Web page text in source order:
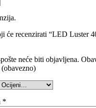
će recenzirati “LED Luster
neće biti objavljena.
*